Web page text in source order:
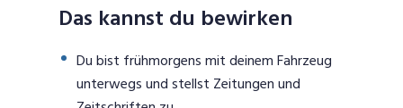
Das kannst du bewirken
Du bist frühmorgens mit deinem Fahrzeug
unterwegs und stellst Zeitungen und